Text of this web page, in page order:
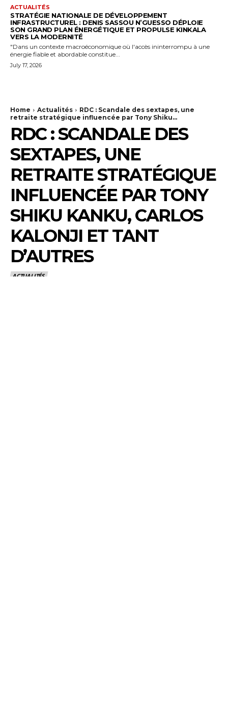
ACTUALITÉS
STRATÉGIE NATIONALE DE DÉVELOPPEMENT
INFRASTRUCTUREL : DENIS SASSOU N’GUESSO DÉPLOIE
SON GRAND PLAN ÉNERGÉTIQUE ET PROPULSE KINKALA
VERS LA MODERNITÉ
"Dans un contexte macroéconomique où l'accès ininterrompu à une
énergie fiable et abordable constitue...
July 17, 2026